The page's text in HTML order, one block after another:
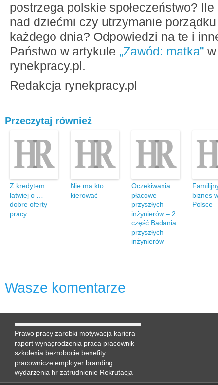
postrzega polskie społeczeństwo?
nad dziećmi czy utrzymanie
każdego dnia? Odpowiedzi na te i
Państwo w artykule „Zawód: matka”
rynekpracy.pl.
Redakcja rynekpracy.pl
Przeczytaj również
Z kredytem
łatwiej o …
dobre oferty
pracy
Nie ma kto
kierować
Oczekiwania
płacowe
przyszłych
inżynierów – 2
część Badania
przyszłych
inżynierów
biznes
Polsce
Wasze komentarze
Prawo pracy zarobki motywacja kariera
raport wynagrodzenia praca pracownik
szkolenia bezrobocie benefity
pracownicze employer branding
wydarzenia hr zatrudnienie Rekrutacja